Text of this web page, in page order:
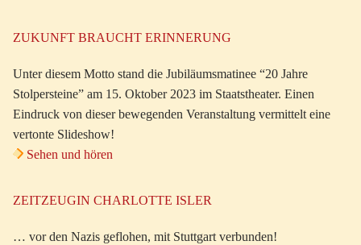
ZUKUNFT BRAUCHT ERINNERUNG
Unter diesem Motto stand die Jubiläumsmatinee “20 Jahre
Stolpersteine” am 15. Oktober 2023 im Staatstheater. Einen
Eindruck von dieser bewegenden Veranstaltung vermittelt eine
vertonte Slideshow!
Sehen und hören
ZEITZEUGIN CHARLOTTE ISLER
… vor den Nazis geflohen, mit Stuttgart verbunden!